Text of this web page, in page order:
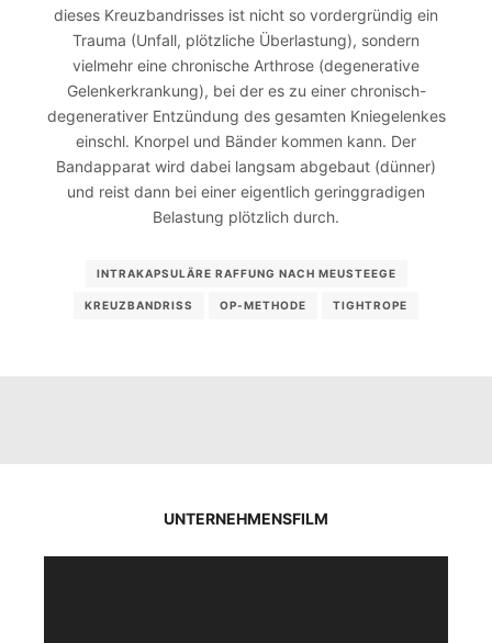
dieses Kreuzbandrisses ist nicht so vordergründig ein
Trauma (Unfall, plötzliche Überlastung), sondern
vielmehr eine chronische Arthrose (degenerative
Gelenkerkrankung), bei der es zu einer chronisch-
degenerativer Entzündung des gesamten Kniegelenkes
einschl. Knorpel und Bänder kommen kann. Der
Bandapparat wird dabei langsam abgebaut (dünner)
und reist dann bei einer eigentlich geringgradigen
Belastung plötzlich durch.
INTRAKAPSULÄRE RAFFUNG NACH MEUSTEEGE
KREUZBANDRISS OP-METHODE TIGHTROPE
UNTERNEHMENSFILM